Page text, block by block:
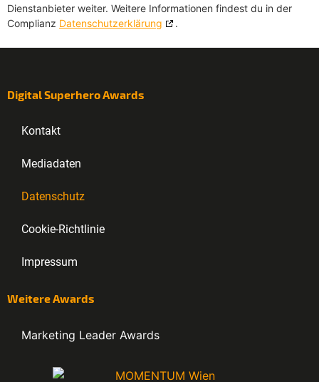
Dienstanbieter weiter. Weitere Informationen findest du in der
Complianz Datenschutzerklärung .
Digital Superhero Awards
Kontakt
Mediadaten
Datenschutz
Cookie-Richtlinie
Impressum
Weitere Awards
Marketing Leader Awards